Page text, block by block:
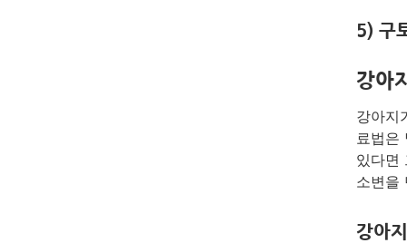
5) 구
강아
강아지
료법은
있다면
소변을
강아